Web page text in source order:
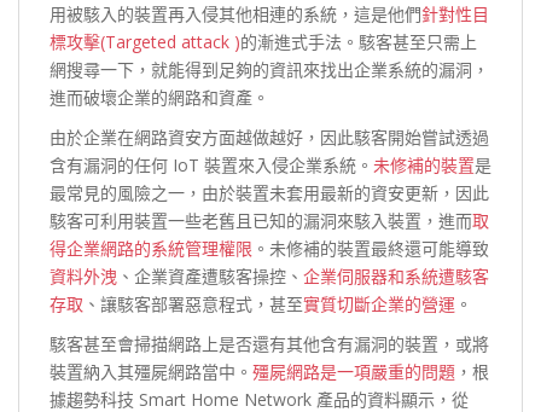
用被駭入的裝置再入侵其他相連的系統，這是他們針對性目
標攻擊(Targeted attack )的漸進式手法。駭客甚至只需上
網搜尋一下，就能得到足夠的資訊來找出企業系統的漏洞，
進而破壞企業的網路和資產。
由於企業在網路資安方面越做越好，因此駭客開始嘗試透過
含有漏洞的任何 IoT 裝置來入侵企業系統。 未修補的裝置是
最常見的風險之一，由於裝置未套用最新的資安更新，因此
駭客可利用裝置一些老舊且已知的漏洞來駭入裝置，進而取
得企業網路的系統管理權限 。未修補的裝置最終還可能導致
資料外洩 、企業資產遭駭客操控、 企業伺服器和系統遭駭客
存取 、讓駭客部署惡意程式，甚至實質切斷企業的營運 。
駭客甚至會掃描網路上是否還有其他含有漏洞的裝置，或將
裝置納入其殭屍網路當中。 殭屍網路是一項嚴重的問題 ，根
據趨勢科技 Smart Home Network 產品的資料顯示，從